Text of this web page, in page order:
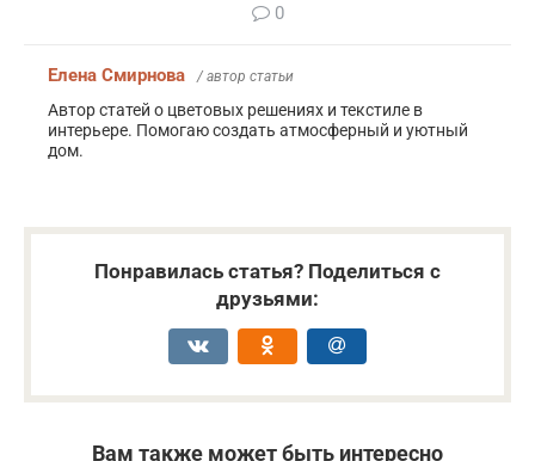
0
Елена Смирнова / автор статьи
Автор статей о цветовых решениях и текстиле в
интерьере. Помогаю создать атмосферный и уютный
дом.
Понравилась статья? Поделиться с
друзьями:
Вам также может быть интересно